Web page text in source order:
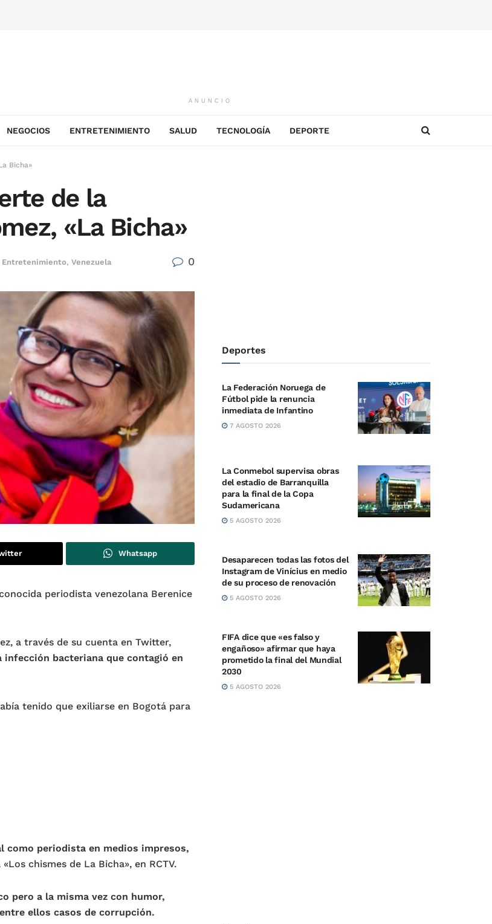
ANUNCIO
NEGOCIOS ENTRETENIMIENTO SALUD TECNOLOGÍA DEPORTE
Bicha»
de la
«La Bicha»
Entretenimiento,Venezuela 0
Whatsapp
periodista venezolana Berenice
a través de su cuenta en Twitter,
bacteriana que contagió en
tenido que exiliarse en Bogotá para
periodista en medios impresos,
chismes de La Bicha», en RCTV.
pero a la misma vez con humor,
ellos casos de corrupción.
Deportes
La Federación Noruega de
Fútbol pide la renuncia
inmediata de Infantino
7 AGOSTO 2026
La Conmebol supervisa obras
del estadio de Barranquilla
para la final de la Copa
Sudamericana
5 AGOSTO 2026
Desaparecen todas las fotos del
Instagram de Vinícius en medio
de su proceso de renovación
5 AGOSTO 2026
FIFA dice que «es falso y
engañoso» afirmar que haya
prometido la final del Mundial
2030
5 AGOSTO 2026